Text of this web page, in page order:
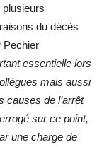
du décès
Pechier
essentielle lors
mais aussi
causes de l’arrêt
sur ce point,
une charge de